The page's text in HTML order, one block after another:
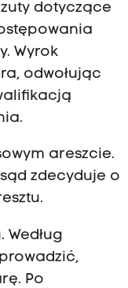
dotyczące
Wyrok
odwołując
areszcie.
zdecyduje o
Według
Po